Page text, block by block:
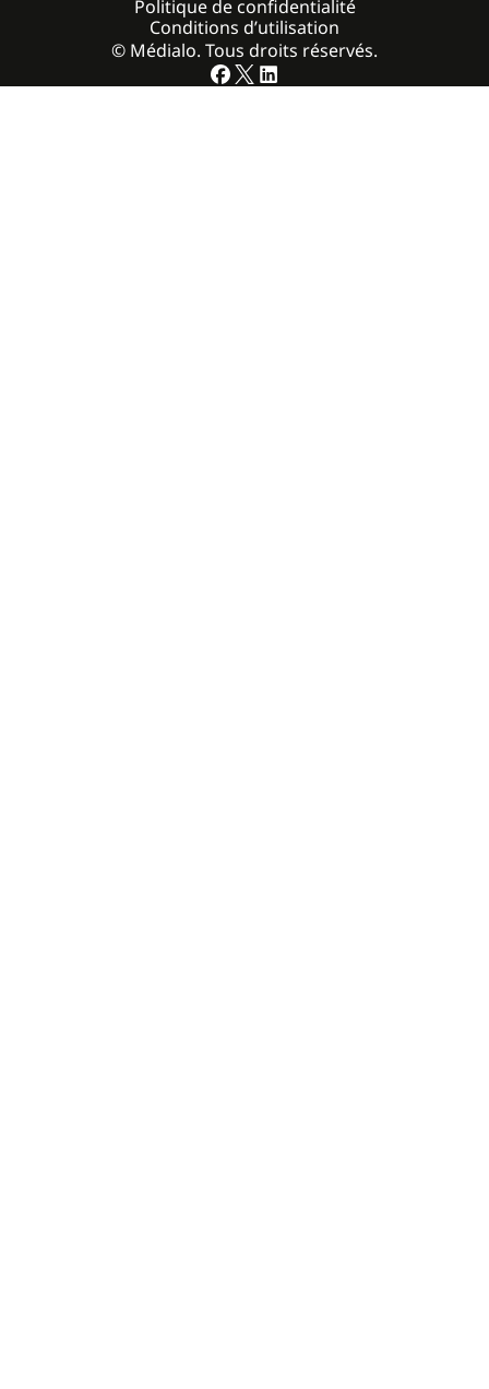
© Médialo. Tous droits réservés.
Politique de confidentialité
Conditions d’utilisation